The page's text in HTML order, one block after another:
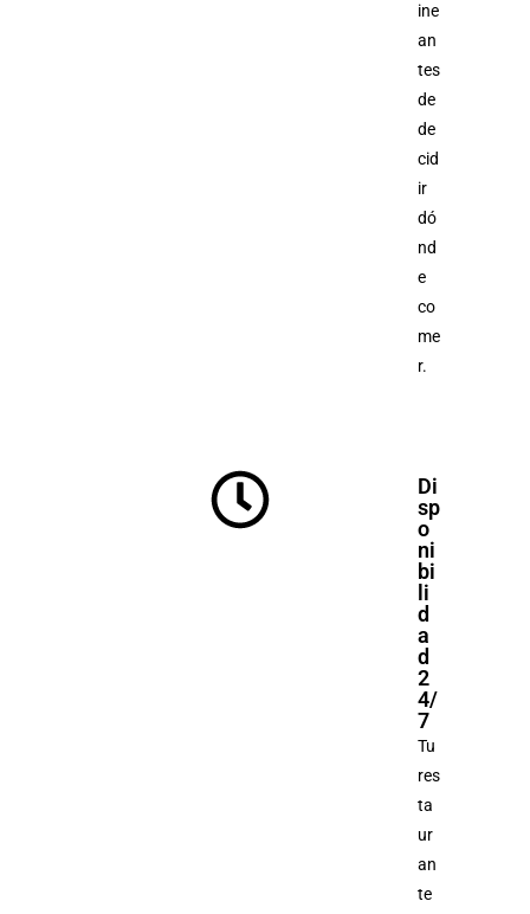
ine
an
tes
de
de
cid
ir
dó
nd
e
co
me
r.
Di
sp
o
ni
bi
li
d
a
d
2
4/
7
Tu
res
ta
ur
an
te